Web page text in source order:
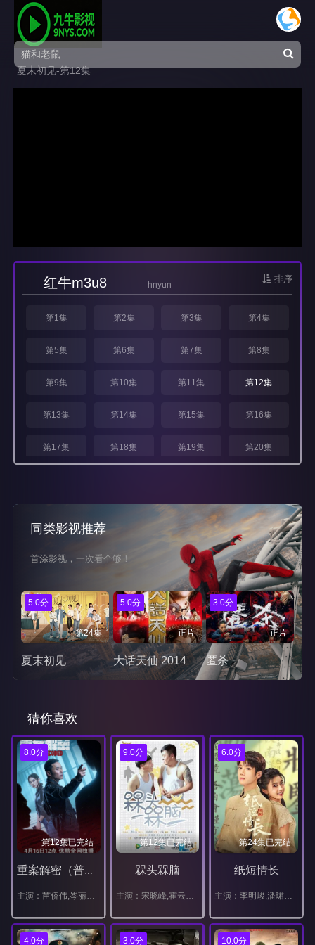
夏末初见-第12集
排序
红牛m3u8 hnyun
第1集 第2集 第3集 第4集
第5集 第6集 第7集 第8集
第9集 第10集 第11集 第12集
第13集 第14集 第15集 第16集
第17集 第18集 第19集 第20集
同类影视推荐
首涂影视，一次看个够！
5.0分
第24集
夏末初见
5.0分
正片
大话天仙 2014
3.0分
正片
匿杀
猜你喜欢
8.0分
第12集已完结
9.0分
第12集已完结
槑头槑脑
6.0分
第24集已完结
纸短情长
4.0分 3.0分 10.0分